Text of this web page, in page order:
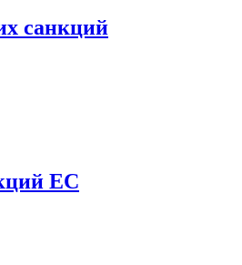
санкций
ЕС